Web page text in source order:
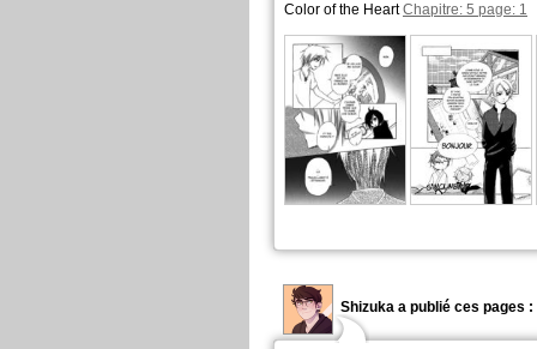
Color of the HeartChapitre: 5 page: 1
Shizuka a publié ces pages :